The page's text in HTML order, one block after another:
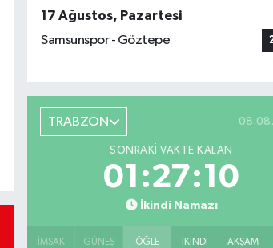
17 Ağustos, Pazartesi
Samsunspor - Göztepe
TRABZON
SONRAKI VAKTE KALAN
01:27:09
İkindi Namazı
İMSAK GÜNEŞ ÖĞLE İKINDI AKŞAM